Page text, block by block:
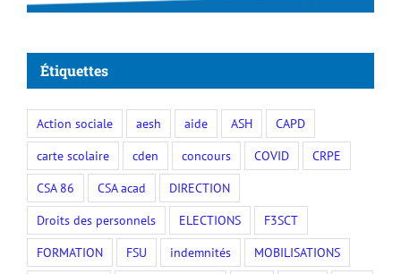
Étiquettes
Action sociale aesh aide ASH
CAPD
carte scolaire
cden concours COVID
CRPE
CSA 86
CSA acad
DIRECTION
Droits des personnels
ELECTIONS
F3SCT
FORMATION
FSU indemnités
MOBILISATIONS